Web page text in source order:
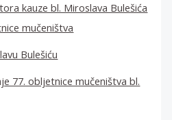
kauze bl. Miroslava Bulešića
mučeništva
Bulešiću
77. obljetnice mučeništva bl.